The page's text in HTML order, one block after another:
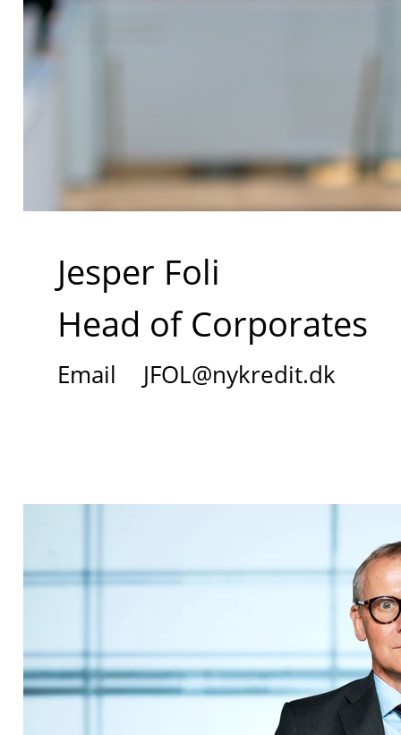
Jesper Foli
Head of Corporates
Email JFOL@nykredit.dk